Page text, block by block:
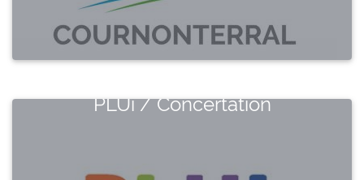
PLUi / Concertation